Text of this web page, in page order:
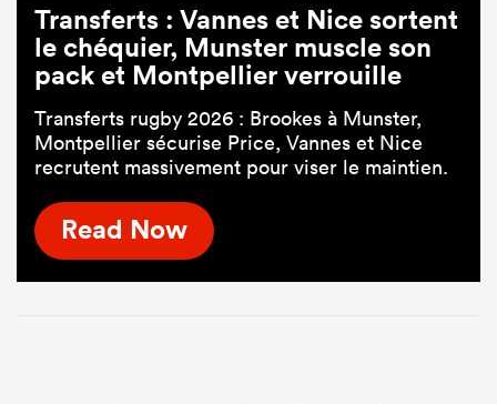
Transferts : Vannes et Nice sortent
le chéquier, Munster muscle son
pack et Montpellier verrouille
Transferts rugby 2026 : Brookes à Munster,
Montpellier sécurise Price, Vannes et Nice
recrutent massivement pour viser le maintien.
Read Now